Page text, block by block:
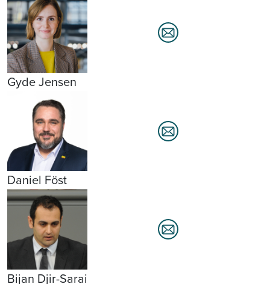
Gyde Jensen
Daniel Föst
Bijan Djir-Sarai